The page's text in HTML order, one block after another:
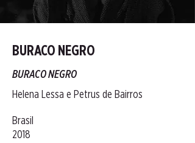
BURACO NEGRO
BURACO NEGRO
Helena Lessa e Petrus de Bairros
Brasil
2018